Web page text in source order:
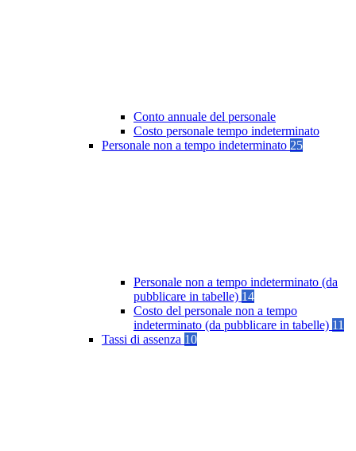
Conto annuale del personale
Costo personale tempo indeterminato
Personale non a tempo indeterminato 25
Personale non a tempo indeterminato (da
pubblicare in tabelle) 14
Costo del personale non a tempo
indeterminato (da pubblicare in tabelle) 11
Tassi di assenza 10